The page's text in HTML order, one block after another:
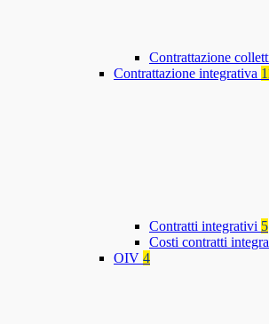
Contrattazione
Contrattazione integrativa
Contratti integrativi 5
Costi contratti
OIV 4